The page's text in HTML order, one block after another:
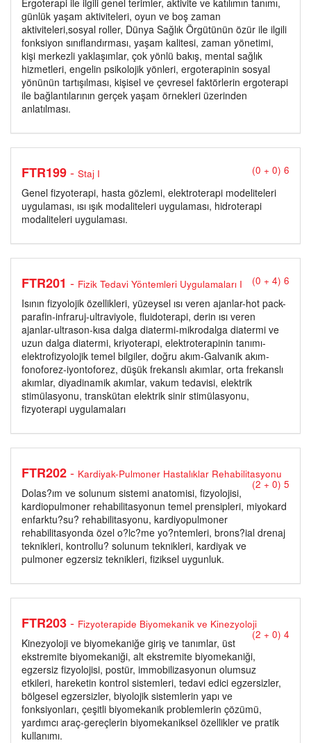
Ergoterapi ile ilgili genel terimler, aktivite ve katılımın tanımı,
günlük yaşam aktiviteleri, oyun ve boş zaman
aktiviteleri,sosyal roller, Dünya Sağlık Örgütünün özür ile ilgili
fonksiyon sınıflandırması, yaşam kalitesi, zaman yönetimi,
kişi merkezli yaklaşımlar, çok yönlü bakış, mental sağlık
hizmetleri, engelin psikolojik yönleri, ergoterapinin sosyal
yönünün tartışılması, kişisel ve çevresel faktörlerin ergoterapi
ile bağlantılarının gerçek yaşam örnekleri üzerinden
anlatılması.
FTR199- Staj I (0 + 0) 6
Genel fizyoterapi, hasta gözlemi, elektroterapi modeliteleri
uygulaması, ısı ışık modaliteleri uygulaması, hidroterapi
modaliteleri uygulaması.
FTR201 - Fizik Tedavi Yöntemleri Uygulamaları I (0 + 4) 6
Isının fizyolojik özellikleri, yüzeysel ısı veren ajanlar-hot pack-
parafin-infraruj-ultraviyole, fluidoterapi, derin ısı veren
ajanlar-ultrason-kısa dalga diatermi-mikrodalga diatermi ve
uzun dalga diatermi, kriyoterapi, elektroterapinin tanımı-
elektrofizyolojik temel bilgiler, doğru akım-Galvanik akım-
fonoforez-iyontoforez, düşük frekanslı akımlar, orta frekanslı
akımlar, diyadinamik akımlar, vakum tedavisi, elektrik
stimülasyonu, transkütan elektrik sinir stimülasyonu,
fizyoterapi uygulamaları
FTR202- Kardiyak-Pulmoner Hastalıklar Rehabilitasyonu
(2 + 0) 5
Dolas?ım ve solunum sistemi anatomisi, fizyolojisi,
kardiopulmoner rehabilitasyonun temel prensipleri, miyokard
enfarktu?su? rehabilitasyonu, kardiyopulmoner
rehabilitasyonda özel o?lc?me yo?ntemleri, brons?ial drenaj
teknikleri, kontrollu? solunum teknikleri, kardiyak ve
pulmoner egzersiz teknikleri, fiziksel uygunluk.
FTR203- Fizyoterapide Biyomekanik ve Kinezyoloji
(2 + 0) 4
Kinezyoloji ve biyomekaniğe giriş ve tanımlar, üst
ekstremite biyomekaniği, alt ekstremite biyomekaniği,
egzersiz fizyolojisi, postür, immobilizasyonun olumsuz
etkileri, hareketin kontrol sistemleri, tedavi edici egzersizler,
bölgesel egzersizler, biyolojik sistemlerin yapı ve
fonksiyonları, çeşitli biyomekanik problemlerin çözümü,
yardımcı araç-gereçlerin biyomekaniksel özellikler ve pratik
kullanımı.